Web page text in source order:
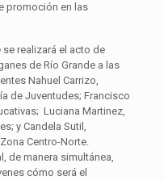
promoción en las
realizará el acto de
de Río Grande a las
Nahuel Carrizo,
de Juventudes; Francisco
Luciana Martinez,
y Candela Sutil,
Centro-Norte.
de manera simultánea,
cómo será el